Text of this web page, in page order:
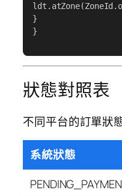
}
}
狀態對照表
不同平台的訂單狀
系統狀態